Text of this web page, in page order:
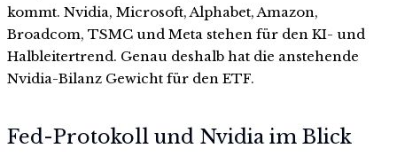
kommt. Nvidia, Microsoft, Alphabet, Amazon,
Broadcom, TSMC und Meta stehen für den KI- und
Halbleitertrend. Genau deshalb hat die anstehende
Nvidia-Bilanz Gewicht für den ETF.
Fed-Protokoll und Nvidia im Blick